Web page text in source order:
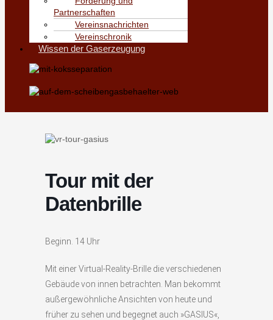
Partnerschaften
Vereinsnachrichten
Vereinschronik
Wissen der Gaserzeugung
Tour mit der
Datenbrille
Beginn. 14 Uhr
Mit einer Virtual-Reality-Brille die verschiedenen
Gebäude von innen betrachten. Man bekommt
außergewöhnliche Ansichten von heute und
früher zu sehen und begegnet auch »GASIUS«,